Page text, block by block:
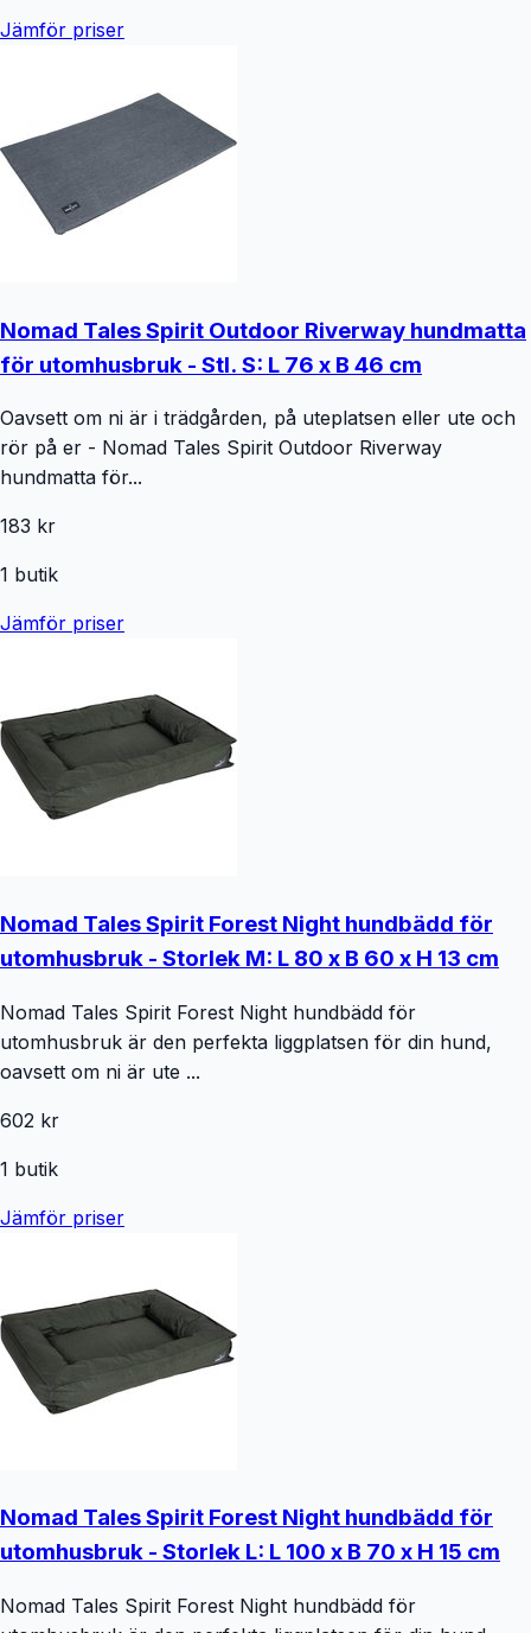
Jämför priser
Nomad Tales Spirit Outdoor Riverway hundmatta
för utomhusbruk - Stl. S: L 76 x B 46 cm
Oavsett om ni är i trädgården, på uteplatsen eller ute och
rör på er - Nomad Tales Spirit Outdoor Riverway
hundmatta för...
183 kr
1 butik
Jämför priser
Nomad Tales Spirit Forest Night hundbädd för
utomhusbruk - Storlek M: L 80 x B 60 x H 13 cm
Nomad Tales Spirit Forest Night hundbädd för
utomhusbruk är den perfekta liggplatsen för din hund,
oavsett om ni är ute ...
602 kr
1 butik
Jämför priser
Nomad Tales Spirit Forest Night hundbädd för
utomhusbruk - Storlek L: L 100 x B 70 x H 15 cm
Nomad Tales Spirit Forest Night hundbädd för